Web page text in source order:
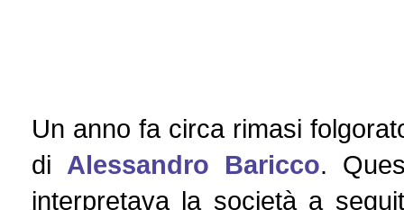
Un anno fa circa rimasi
di Alessandro Baricco.
interpretava la società a